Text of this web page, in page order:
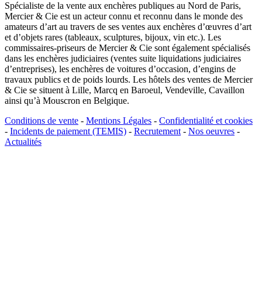
Spécialiste de la vente aux enchères publiques au Nord de Paris,
Mercier & Cie est un acteur connu et reconnu dans le monde des
amateurs d’art au travers de ses ventes aux enchères d’œuvres d’art
et d’objets rares (tableaux, sculptures, bijoux, vin etc.). Les
commissaires-priseurs de Mercier & Cie sont également spécialisés
dans les enchères judiciaires (ventes suite liquidations judiciaires
d’entreprises), les enchères de voitures d’occasion, d’engins de
travaux publics et de poids lourds. Les hôtels des ventes de Mercier
& Cie se situent à Lille, Marcq en Baroeul, Vendeville, Cavaillon
ainsi qu’à Mouscron en Belgique.
Conditions de vente - Mentions Légales - Confidentialité et cookies
- Incidents de paiement (TEMIS) - Recrutement- Nos oeuvres -
Actualités